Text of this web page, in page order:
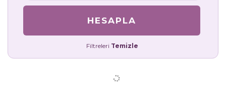
HESAPLA
Filtreleri Temizle